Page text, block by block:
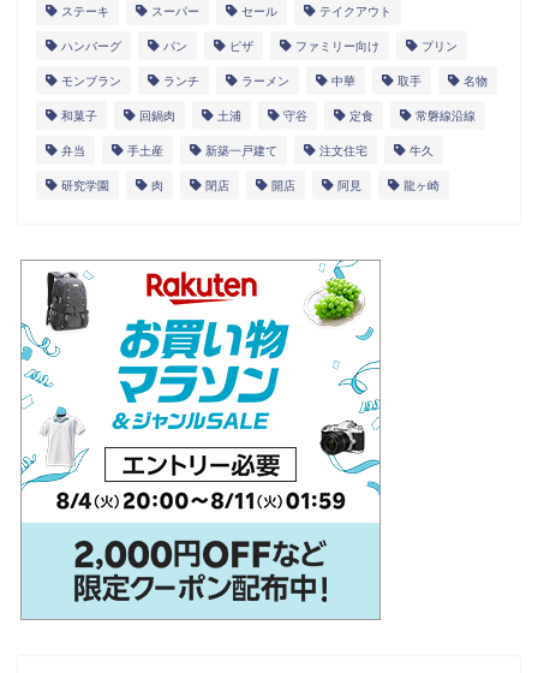
ステーキ スーパー セール テイクアウト
ハンバーグ パン ピザ ファミリー向け プリン
モンブラン ランチ ラーメン 中華 取手 名物
和菓子 回鍋肉 土浦 守谷 定食 常磐線沿線
弁当 手土産 新築一戸建て 注文住宅 牛久
研究学園 肉 閉店 開店 阿見 龍ヶ崎